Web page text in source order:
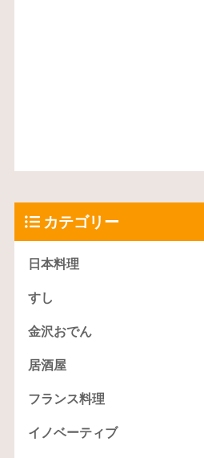
カテゴリー
日本料理
すし
金沢おでん
居酒屋
フランス料理
イノベーティブ